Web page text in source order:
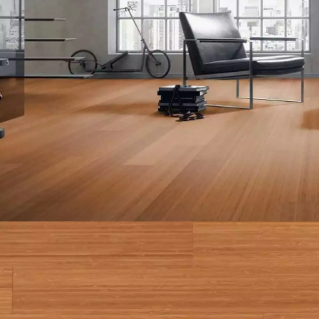
ACCESSOIRES
PARQUET D'INTÉRIEUR
Nos experts